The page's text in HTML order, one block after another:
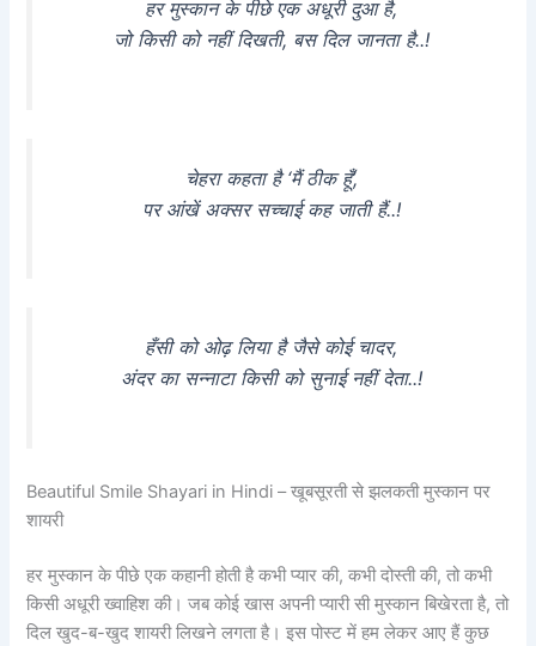
हर मुस्कान के पीछे एक अधूरी दुआ है,
जो किसी को नहीं दिखती, बस दिल जानता है..!
चेहरा कहता है ‘मैं ठीक हूँ’,
पर आंखें अक्सर सच्चाई कह जाती हैं..!
हँसी को ओढ़ लिया है जैसे कोई चादर,
अंदर का सन्नाटा किसी को सुनाई नहीं देता..!
Beautiful Smile Shayari in Hindi – खूबसूरती से झलकती मुस्कान पर
शायरी
हर मुस्कान के पीछे एक कहानी होती है कभी प्यार की, कभी दोस्ती की, तो कभी
किसी अधूरी ख्वाहिश की। जब कोई खास अपनी प्यारी सी मुस्कान बिखेरता है, तो
दिल खुद-ब-खुद शायरी लिखने लगता है। इस पोस्ट में हम लेकर आए हैं कुछ